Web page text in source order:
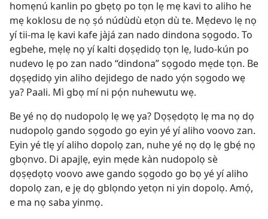
homẹnú kanlin po gbẹtọ po tọn lẹ mẹ kavi to aliho he
mẹ koklosu de nọ ṣó núdùdù etọn dù te. Mẹdevo lẹ nọ
yí tii-ma lẹ kavi kafe jàjá zan nado dindona sọgodo. To
egbehe, mẹlẹ nọ yí kalti dọṣẹdidọ tọn lẹ, ludo-kún po
nudevo lẹ po zan nado “dindona” sọgodo mẹde tọn. Be
dọṣẹdidọ yin aliho dejidego de nado yọ́n sọgodo wẹ
ya? Paali. Mì gbọ mí ni pọ́n nuhewutu wẹ.
Be yé nọ dọ nudopolọ lẹ wẹ ya? Dọṣẹdọtọ lẹ ma nọ dọ
nudopolọ gando sọgodo go eyin yé yí aliho voovo zan.
Eyin yé tlẹ yí aliho dopolọ zan, nuhe yé nọ dọ lẹ gbẹ́ nọ
gbọnvo. Di apajlẹ, eyin mẹde kàn nudopolọ sè
dọṣẹdọtọ voovo awe gando sọgodo go bọ yé yí aliho
dopolọ zan, e jẹ dọ gblọndo yetọn ni yin dopolọ. Amọ́,
e ma nọ saba yinmọ.